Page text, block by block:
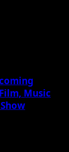
Music